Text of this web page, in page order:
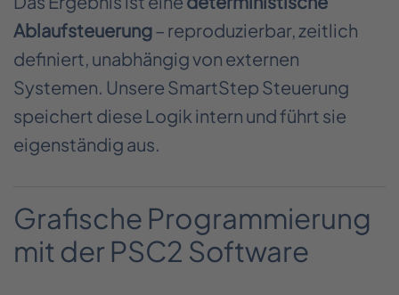
Ablaufsteuerung– reproduzierbar, zeitlich
definiert, unabhängig von externen
Systemen. Unsere SmartStep Steuerung
speichert diese Logik intern und führt sie
eigenständig aus.
Grafische Programmierung
mit der PSC2 Software